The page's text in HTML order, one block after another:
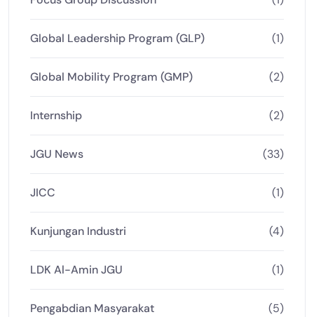
Global Leadership Program (GLP) (1)
Global Mobility Program (GMP) (2)
Internship (2)
JGU News (33)
JICC (1)
Kunjungan Industri (4)
LDK Al-Amin JGU (1)
Pengabdian Masyarakat (5)